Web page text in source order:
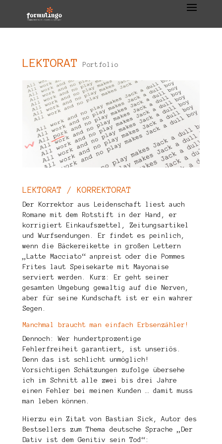
LEKTORAT Portfolio
LEKTORAT / KORREKTORAT
Der Korrektor aus Leidenschaft liest auch
Romane mit dem Rotstift in der Hand, er
korrigiert Einkaufszettel, Zeitungsartikel
und Wurfsendungen. Er findet es peinlich,
wenn die Bäckereikette in großen Lettern
„Latte Macciato“ anpreist oder die Pommes
Frites laut Speisekarte mit Mayonaise
serviert werden. Kurz: Er geht seiner
gesamten Umgebung gewaltig auf die Nerven,
aber für seine Kundschaft ist er ein wahrer
Segen.
Manchmal braucht man einfach Erbsenzähler!
Dennoch: Wer hundertprozentige
Fehlerfreiheit garantiert, ist unseriös.
Denn das ist schlicht unmöglich!
Vorsichtigen Schätzungen zufolge übersehe
ich im Schnitt alle zwei bis drei Jahre
einen Fehler bei meinen Kunden … damit muss
man leben können.
Hierzu ein Zitat von Bastian Sick, Autor des
Bestsellers zum Thema deutsche Sprache „Der
Dativ ist dem Genitiv sein Tod“: